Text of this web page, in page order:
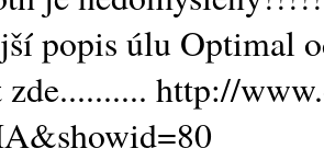
popis úlu Optimal
zde.......... http://